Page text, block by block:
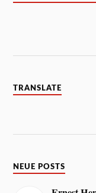
TRANSLATE
NEUE POSTS